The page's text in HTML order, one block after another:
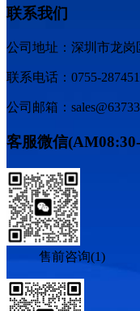
联系我们
公司地址：深圳市龙岗
联系电话：0755-
公司邮箱：
客服微信
售前咨询(1)